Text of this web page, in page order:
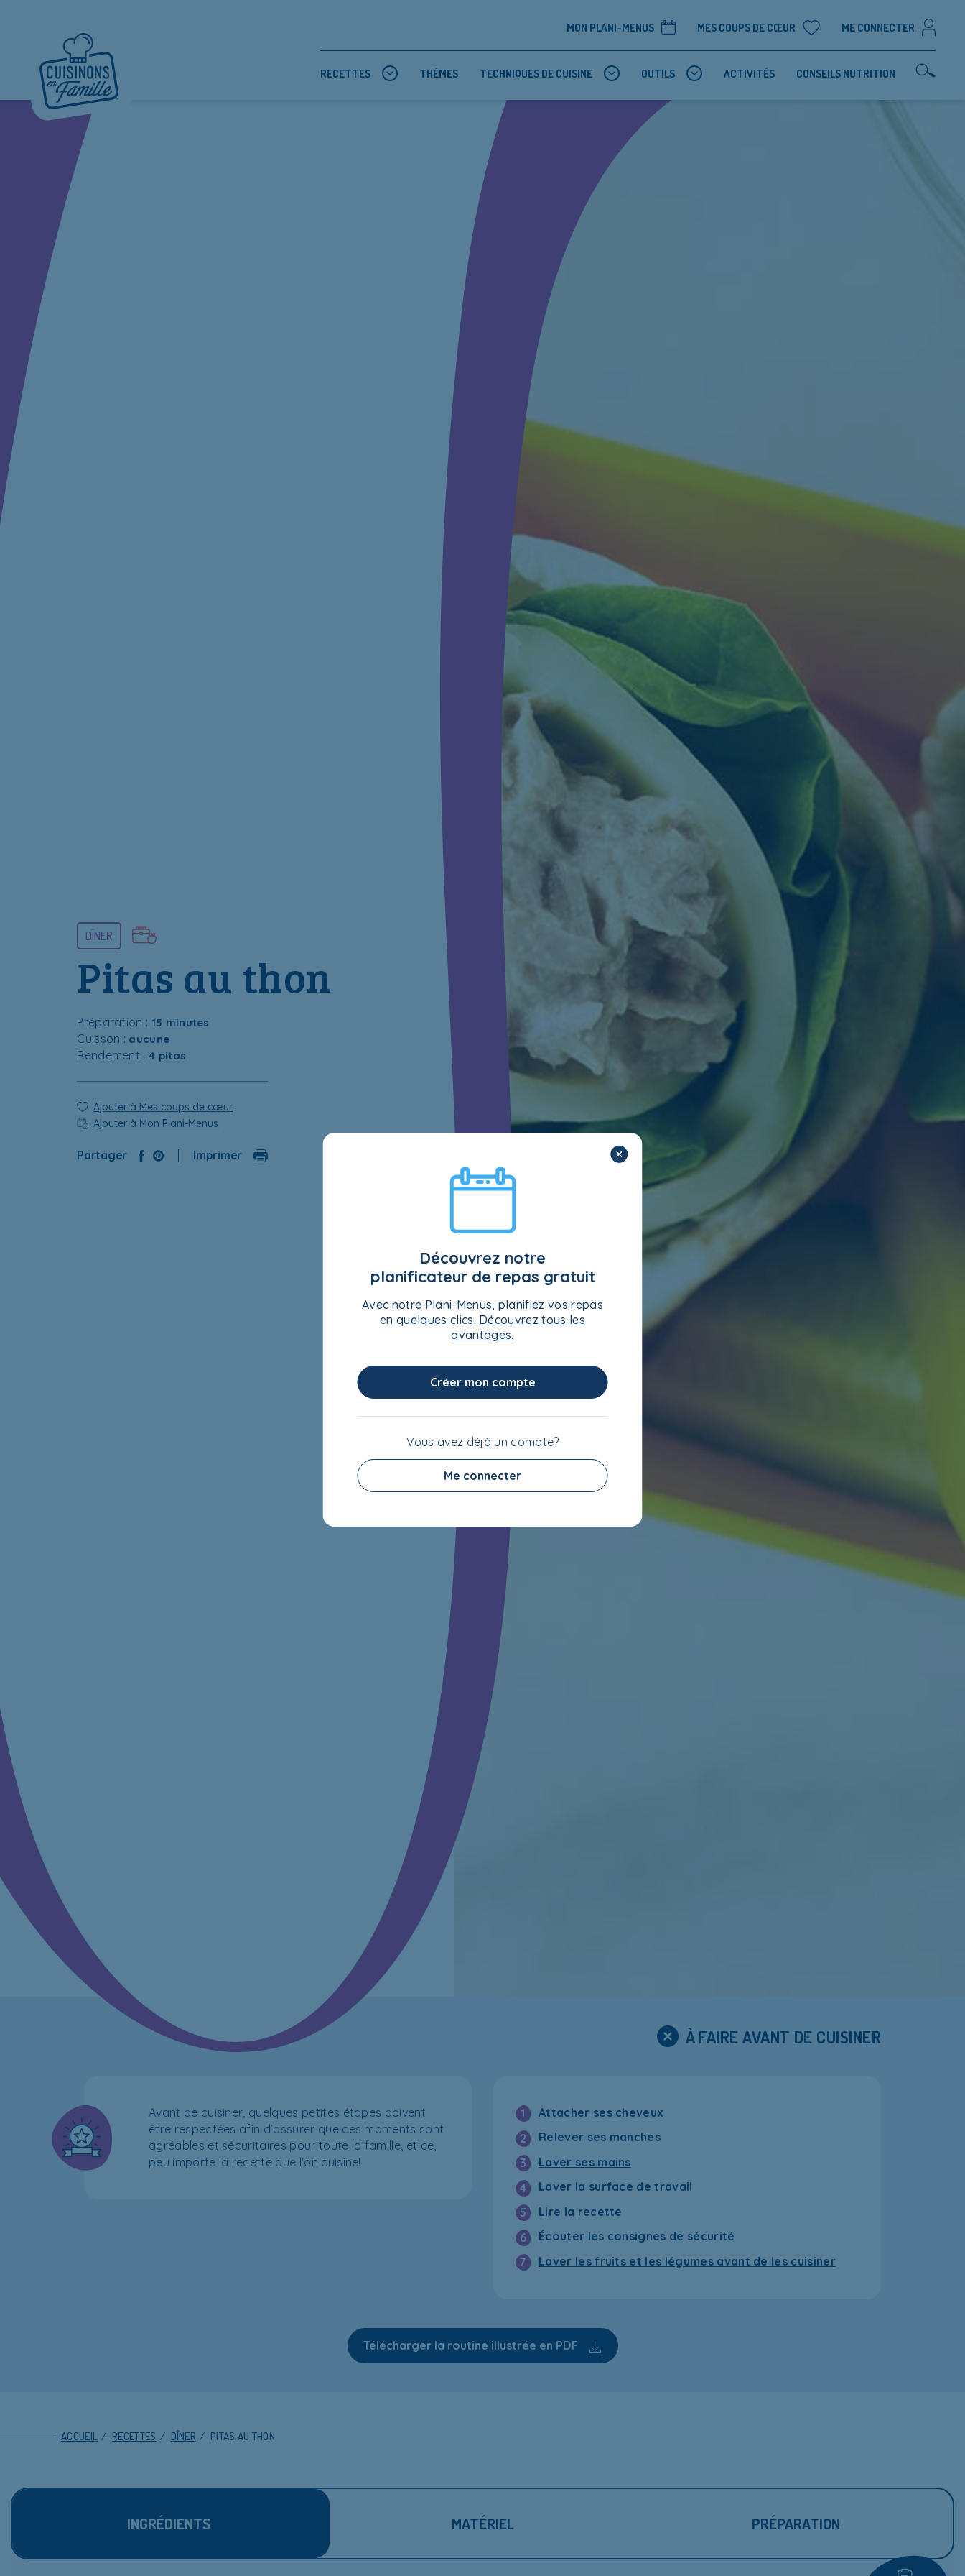
MON PLANI-MENUS MES COUPS DE CŒUR ME CONNECTER
RECETTES THÈMES TECHNIQUES DE CUISINE OUTILS ACTIVITÉS CONSEILS NUTRITION
DÎNER
Pitas au thon
Préparation : 15 minutes
Cuisson : aucune
Rendement :4 pitas
Ajouter à Mes coups de cœur
Ajouter à Mon Plani-Menus
Partager Imprimer
À FAIRE AVANT DE CUISINER
Avant de cuisiner, quelques petites étapes doivent
être respectées afin d’assurer que ces moments sont
agréables et sécuritaires pour toute la famille, et ce,
peu importe la recette que l'on cuisine!
1
Attacher ses cheveux
2
Relever ses manches
3
Laver ses mains
4
Laver la surface de travail
5
Lire la recette
6
Écouter les consignes de sécurité
7
Laver les fruits et les légumes avant de les cuisiner
Télécharger la routine illustrée en PDF
ACCUEIL / RECETTES / DÎNER / PITAS AU THON
INGRÉDIENTS MATÉRIEL PRÉPARATION
Découvrez notre
planificateur de repas gratuit
Avec notre Plani-Menus, planifiez vos repas
en quelques clics. Découvrez tous les
avantages.
Créer mon compte
Vous avez déjà un compte?
Me connecter